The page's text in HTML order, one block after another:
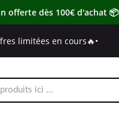
offerte dès 100€ d'achat 📦
limitées en cours🔥•